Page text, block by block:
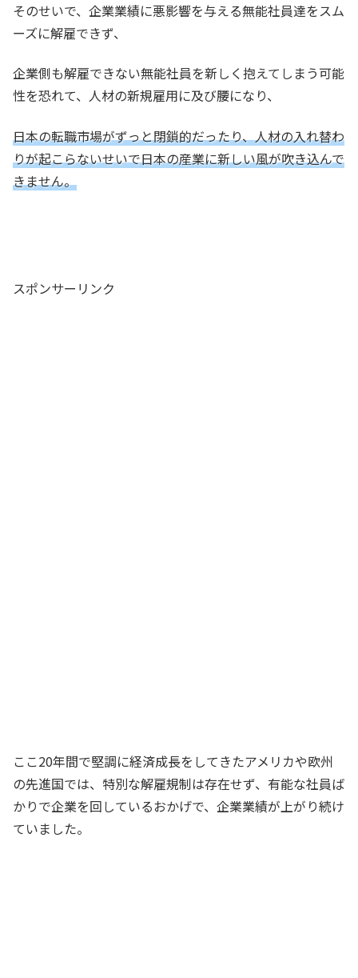
そのせいで、企業業績に悪影響を与える無能社員達をスム
ーズに解雇できず、
企業側も解雇できない無能社員を新しく抱えてしまう可能
性を恐れて、人材の新規雇用に及び腰になり、
日本の転職市場がずっと閉鎖的だったり、人材の入れ替わ
りが起こらないせいで日本の産業に新しい風が吹き込んで
きません。
スポンサーリンク
ここ20年間で堅調に経済成長をしてきたアメリカや欧州
の先進国では、特別な解雇規制は存在せず、有能な社員ば
かりで企業を回しているおかげで、企業業績が上がり続け
ていました。